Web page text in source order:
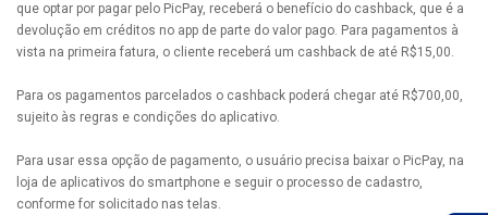
que optar por pagar pelo PicPay, receberá o benefício do cashback, que é a
devolução em créditos no app de parte do valor pago. Para pagamentos à
vista na primeira fatura, o cliente receberá um cashback de até R$15,00.
Para os pagamentos parcelados o cashback poderá chegar até R$700,00,
sujeito às regras e condições do aplicativo.
Para usar essa opção de pagamento, o usuário precisa baixar o PicPay, na
loja de aplicativos do smartphone e seguir o processo de cadastro,
conforme for solicitado nas telas.